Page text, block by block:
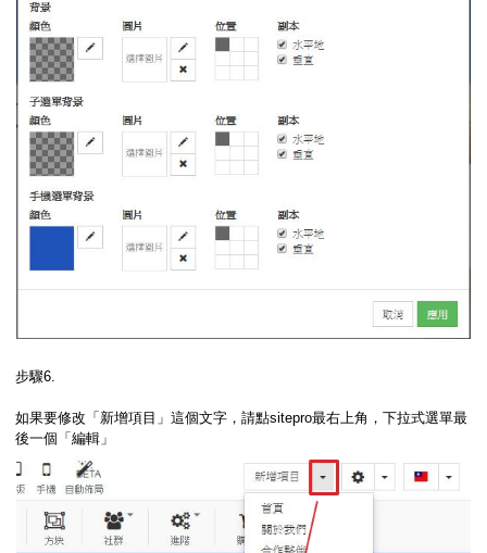
步驟6.
如果要修改「新增項目」這個文字，請點sitepro最右上角，下拉式選單最
後一個「編輯」